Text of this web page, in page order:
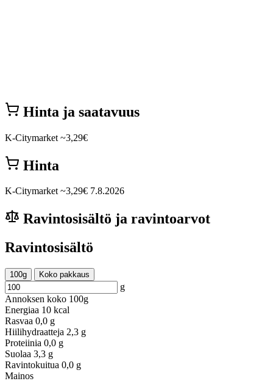
Hinta ja saatavuus
K-Citymarket ~3,29€
Hinta
K-Citymarket ~3,29€ 7.8.2026
Ravintosisältö ja ravintoarvot
Ravintosisältö
100g Koko pakkaus
g
Annoksen koko 100g
Energiaa 10 kcal
Rasvaa 0,0 g
Hiilihydraatteja 2,3 g
Proteiinia 0,0 g
Suolaa 3,3 g
Ravintokuitua 0,0 g
Mainos